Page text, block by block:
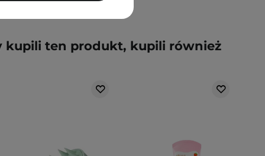
kupili ten produkt, kupili również